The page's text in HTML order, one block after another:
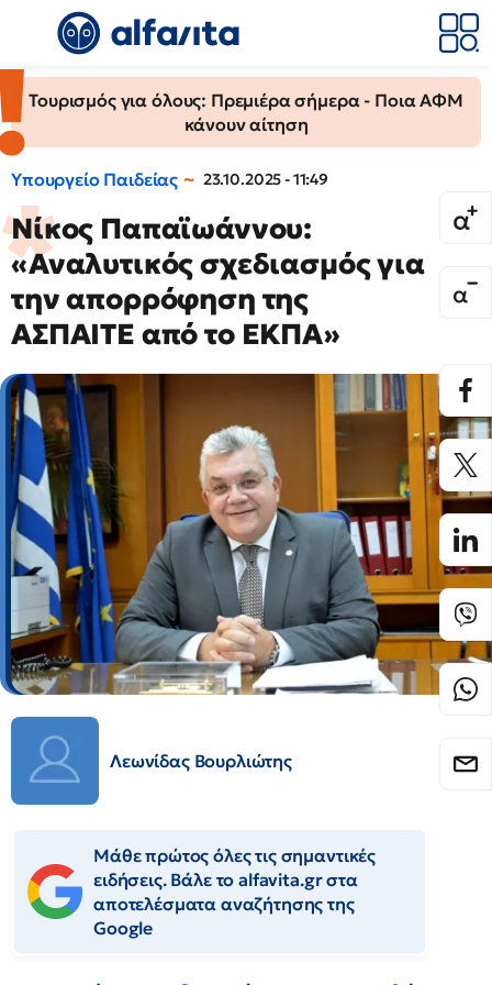
Τουρισμός για όλους: Πρεμιέρα σήμερα - Ποια ΑΦΜ
κάνουν αίτηση
Υπουργείο Παιδείας 23.10.2025 - 11:49
Νίκος Παπαϊωάννου:
«Αναλυτικός σχεδιασμός για
την απορρόφηση της
ΑΣΠΑΙΤΕ από το ΕΚΠΑ»
Λεωνίδας Βουρλιώτης
Μάθε πρώτος όλες τις σημαντικές
ειδήσεις. Βάλε το alfavita.gr στα
αποτελέσματα αναζήτησης της
Google